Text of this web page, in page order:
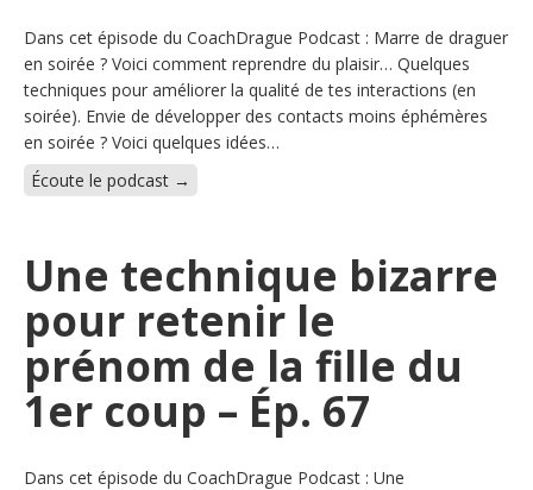
Dans cet épisode du CoachDrague Podcast : Marre de draguer
en soirée ? Voici comment reprendre du plaisir… Quelques
techniques pour améliorer la qualité de tes interactions (en
soirée). Envie de développer des contacts moins éphémères
en soirée ? Voici quelques idées…
Écoute le podcast →
Une technique bizarre
pour retenir le
prénom de la fille du
1er coup – Ép. 67
Dans cet épisode du CoachDrague Podcast : Une